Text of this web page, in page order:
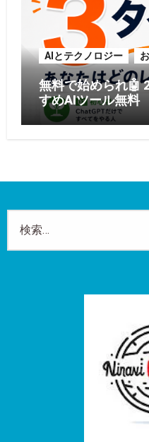
AIとテクノロジー
無料で始められ🤖
すめAIツール無料